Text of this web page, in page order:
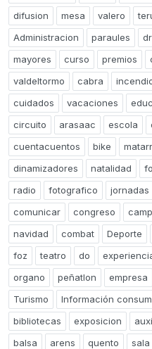
difusion
mesa valero
Administracion
paraules
mayores
curso premios
valdeltormo
cabra
cuidados
vacaciones
circuito
arasaac escola
cuentacuentos
bike
dinamizadores
natalidad
radio
fotografico jornadas
comunicar
congreso
navidad
combat Deporte
foz
teatro do
organo
peñatlon empresa
Turismo
Información
bibliotecas
exposicion
balsa
arens quento sala